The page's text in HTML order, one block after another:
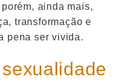
ainda mais,
transformação e
pena ser vivida.